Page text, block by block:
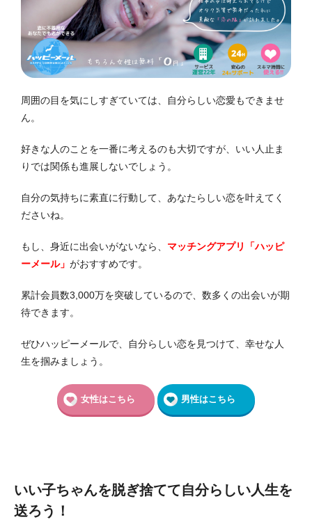
周囲の目を気にしすぎていては、自分らしい恋愛もできませ
ん。
好きな人のことを一番に考えるのも大切ですが、いい人止ま
りでは関係も進展しないでしょう。
自分の気持ちに素直に行動して、あなたらしい恋を叶えてく
ださいね。
もし、身近に出会いがないなら、 マッチングアプリ「ハッピ
ーメール」 がおすすめです。
累計会員数3,000万を突破しているので、数多くの出会いが期
待できます。
ぜひハッピーメールで、自分らしい恋を見つけて、幸せな人
生を掴みましょう。
女性はこちら 男性はこちら
いい子ちゃんを脱ぎ捨てて自分らしい人生を
送ろう！